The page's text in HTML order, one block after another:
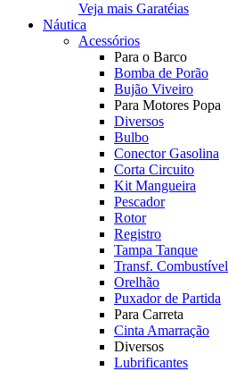
Veja mais Garatéias
Náutica
Acessórios
Para o Barco
Bomba de Porão
Bujão Viveiro
Para Motores Popa
Diversos
Bulbo
Conector Gasolina
Corta Circuito
Kit Mangueira
Pescador
Rotor
Registro
Tampa Tanque
Transf. Combustível
Orelhão
Puxador de Partida
Para Carreta
Cinta Amarração
Diversos
Lubrificantes